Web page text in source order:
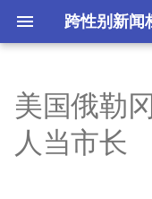
跨性别新闻
i
t
正文
美国俄勒
人当市长